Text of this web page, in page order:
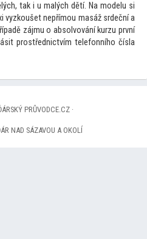
tak i u malých dětí. Na modelu si
vyzkoušet nepřímou masáž srdeční a
zájmu o absolvování kurzu první
prostřednictvím telefonního čísla
PRŮVODCE.CZ ·
NAD SÁZAVOU A OKOLÍ